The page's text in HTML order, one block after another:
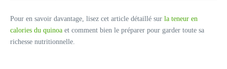
Pour en savoir davantage, lisez cet article détaillé sur la teneur en
calories du quinoa et comment bien le préparer pour garder toute sa
richesse nutritionnelle.